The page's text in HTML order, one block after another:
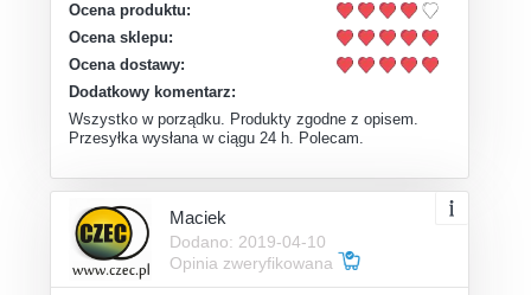
Ocena produktu:
Ocena sklepu:
Ocena dostawy:
Dodatkowy komentarz:
Wszystko w porządku. Produkty zgodne z opisem.
Przesyłka wysłana w ciągu 24 h. Polecam.
Maciek
Dodano: 2019-04-10
Opinia zweryfikowana